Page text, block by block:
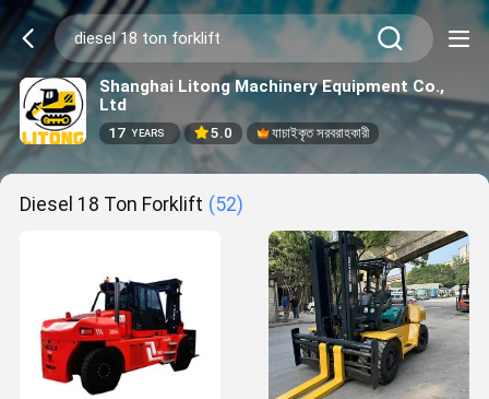
Shanghai Litong Machinery Equipment Co.,
Ltd
17 YEARS 5.0 যাচাইকৃত সরবরাহকারী
Diesel 18 Ton Forklift (52)